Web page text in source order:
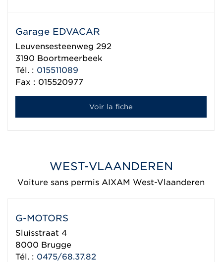
Garage EDVACAR
Leuvensesteenweg 292
3190 Boortmeerbeek
Tél. : 015511089
Fax : 015520977
Voir la fiche
WEST-VLAANDEREN
Voiture sans permis AIXAM West-Vlaanderen
G-MOTORS
Sluisstraat 4
8000 Brugge
Tél. : 0475/68.37.82